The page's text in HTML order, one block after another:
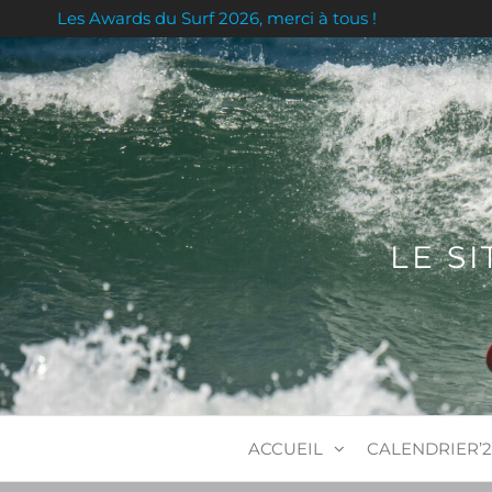
to
the
content
Les Awards du Surf 2026, merci à tous !
LE
ACCUEIL